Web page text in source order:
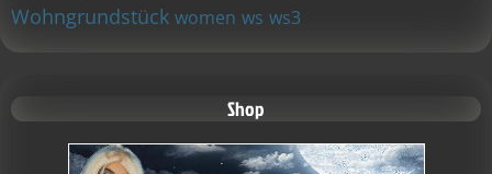
Wohngrundstück women ws ws3
Shop